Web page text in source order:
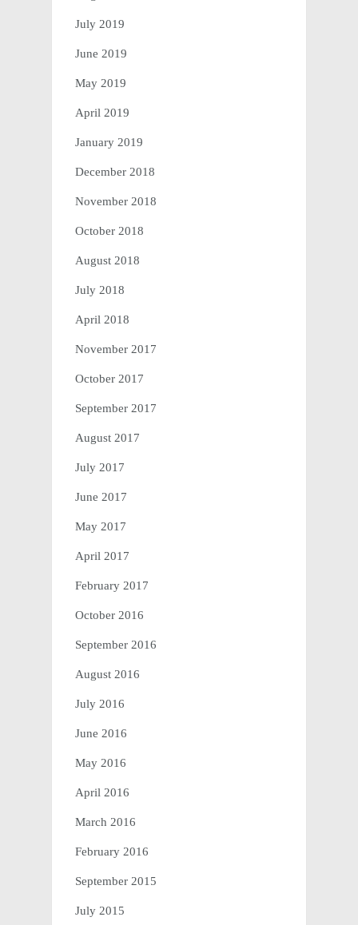
July 2019
June 2019
May 2019
April 2019
January 2019
December 2018
November 2018
October 2018
August 2018
July 2018
April 2018
November 2017
October 2017
September 2017
August 2017
July 2017
June 2017
May 2017
April 2017
February 2017
October 2016
September 2016
August 2016
July 2016
June 2016
May 2016
April 2016
March 2016
February 2016
September 2015
July 2015